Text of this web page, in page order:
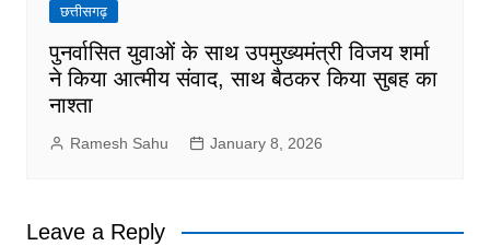
छत्तीसगढ़
पुनर्वासित युवाओं के साथ उपमुख्यमंत्री विजय शर्मा
ने किया आत्मीय संवाद, साथ बैठकर किया सुबह का
नाश्ता
Ramesh Sahu January 8, 2026
Leave a Reply